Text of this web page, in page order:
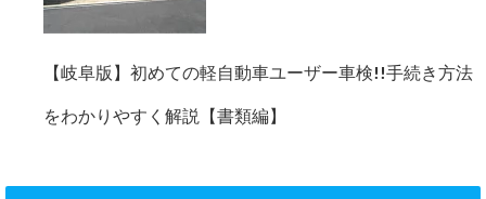
【岐阜版】初めての軽自動車ユーザー車検!!手続き方法
をわかりやすく解説【書類編】